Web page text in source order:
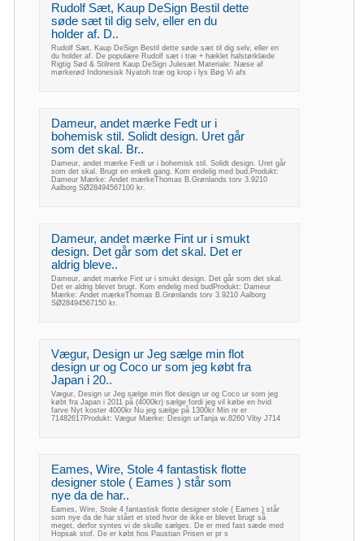
Rudolf Sæt, Kaup DeSign Bestil dette
søde sæt til dig selv, eller en du
holder af. D..
Rudolf Sæt, Kaup DeSign Bestil dette søde sæt til dig selv, eller en
du holder af. De populære Rudolf sæt i træ + hæklet halstørklæde
Rigtig Sød & Stilrent Kaup DeSign Julesæt Materiale: Næse af
mørkerød Indonesisk Nyatoh træ og krop i lys Bøg Vi afs
Dameur, andet mærke Fedt ur i
bohemisk stil. Solidt design. Uret går
som det skal. Br..
Dameur, andet mærke Fedt ur i bohemisk stil. Solidt design. Uret går
som det skal. Brugt en enkelt gang. Kom endelig med bud.Produkt:
Dameur Mærke: Andet mærkeThomas B.Grønlands torv 3.9210
Aalborg SØ28494567100 kr.
Dameur, andet mærke Fint ur i smukt
design. Det går som det skal. Det er
aldrig bleve..
Dameur, andet mærke Fint ur i smukt design. Det går som det skal.
Det er aldrig blevet brugt. Kom endelig med budProdukt: Dameur
Mærke: Andet mærkeThomas B.Grønlands torv 3.9210 Aalborg
SØ28494567150 kr.
Vægur, Design ur Jeg sælge min flot
design ur og Coco ur som jeg købt fra
Japan i 20..
Vægur, Design ur Jeg sælge min flot design ur og Coco ur som jeg
købt fra Japan i 2011 på (4000kr) sælge fordi jeg vil købe en hvid
farve Nyt koster 4000kr Nu jeg sælge på 1300kr Min nr er
71482617Produkt: Vægur Mærke: Design urTanja w.8260 Viby J714
Eames, Wire, Stole 4 fantastisk flotte
designer stole ( Eames ) står som
nye da de har..
Eames, Wire, Stole 4 fantastisk flotte designer stole ( Eames ) står
som nye da de har stået et sted hvor de ikke er blevet brugt så
meget, derfor syntes vi de skulle sælges. De er med fast sæde med
Hopsak stof. De er købt hos Paustian Prisen er pr s